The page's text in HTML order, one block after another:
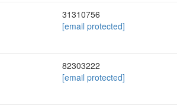
31310756
[email protected]
82303222
[email protected]